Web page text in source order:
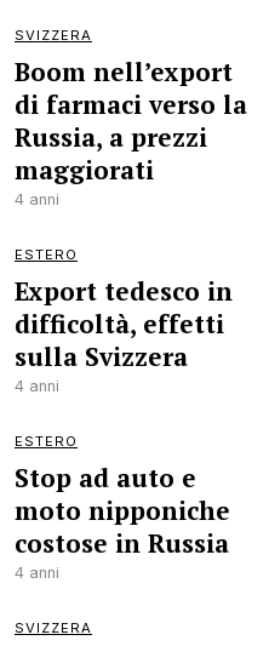
SVIZZERA
Boom nell’export
di farmaci verso la
Russia, a prezzi
maggiorati
4 anni
ESTERO
Export tedesco in
difficoltà, effetti
sulla Svizzera
4 anni
ESTERO
Stop ad auto e
moto nipponiche
costose in Russia
4 anni
SVIZZERA